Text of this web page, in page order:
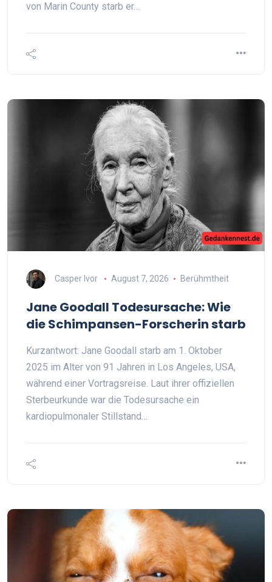
von Marin County starb er…
Casper Ivor August 7, 2026 Berühmtheit
Jane Goodall Todesursache: Wie
die Schimpansen-Forscherin starb
Kurzantwort: Jane Goodall starb am 1. Oktober
2025 im Alter von 91 Jahren in Los Angeles, USA,
während einer Vortragsreise. Laut ihrer offiziellen
Sterbeurkunde war die Todesursache ein
kardiopulmonaler Stillstand…